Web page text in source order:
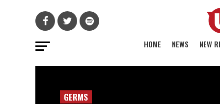
HOME NEWS NEW
GERMS